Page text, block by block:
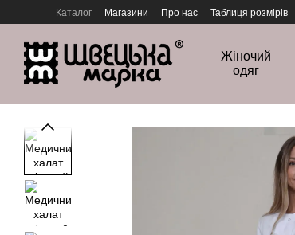
Перейти до основного контенту
Каталог Магазини Про нас Таблиця розмірів
Жіночий
одяг